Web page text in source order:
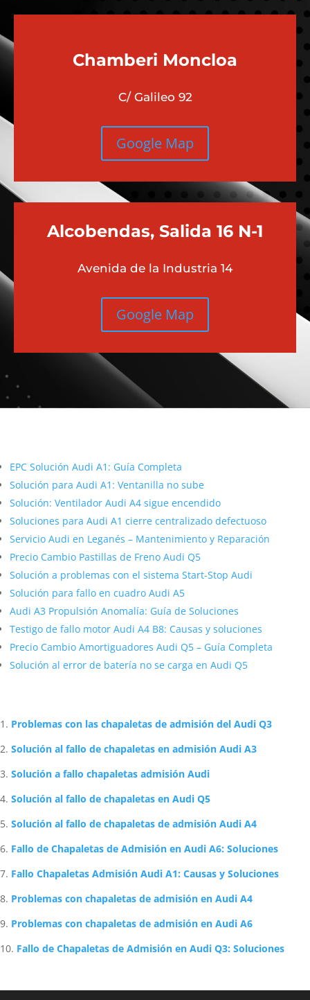
Chamberi Moncloa
C/ Galileo 92
Google Map
Alcobendas, Salida 16 N-1
Avenida de la Industria 14
Google Map
EPC Solución Audi A1: Guía Completa
Solución para Audi A1: Ventanilla no sube
Solución: Ventilador Audi A4 sigue encendido
Soluciones para Audi A1 cierre centralizado defectuoso
Servicio Audi en Leganés – Mantenimiento y Reparación
Precio Cambio Pastillas de Freno Audi Q5
Solución a problemas con el sistema Start-Stop Audi
Solución para fallo en cuadro Audi A5
Audi A3 Propulsión Anomalía: Guía de Soluciones
Testigo de fallo motor Audi A4 B8: Causas y soluciones
Precio Cambio Amortiguadores Audi Q5 – Guía Completa
Solución al error de batería no se carga en Audi Q5
Problemas con las chapaletas de admisión del Audi Q3
Solución al fallo de chapaletas en admisión Audi A3
Solución a fallo chapaletas admisión Audi
Solución al fallo de chapaletas en Audi Q5
Solución al fallo de chapaletas de admisión Audi A4
Fallo de Chapaletas de Admisión en Audi A6: Soluciones
Fallo Chapaletas Admisión Audi A1: Causas y Soluciones
Problemas con chapaletas de admisión en Audi A4
Problemas con chapaletas de admisión en Audi A6
Fallo de Chapaletas de Admisión en Audi Q3: Soluciones